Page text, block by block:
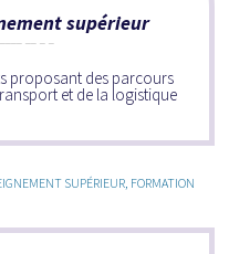
supérieur
proposant des parcours
et de la logistique
SUPÉRIEUR, FORMATION